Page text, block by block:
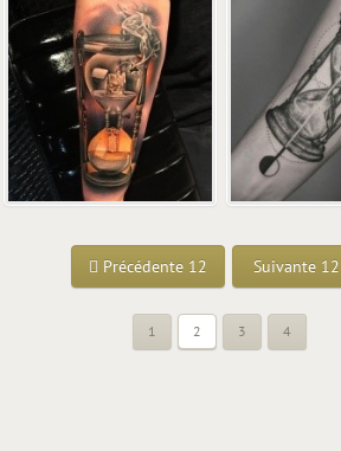
Précédente 12 Suivante 12
1 2 3 4